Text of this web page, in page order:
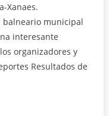
Xanaes.
balneario municipal
interesante
organizadores y
Resultados de